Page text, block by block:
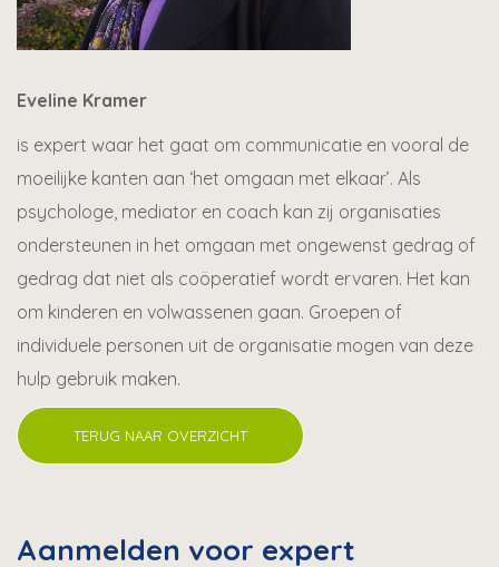
Eveline Kramer
is expert waar het gaat om communicatie en vooral de
moeilijke kanten aan ‘het omgaan met elkaar’. Als
psychologe, mediator en coach kan zij organisaties
ondersteunen in het omgaan met ongewenst gedrag of
gedrag dat niet als coöperatief wordt ervaren. Het kan
om kinderen en volwassenen gaan. Groepen of
individuele personen uit de organisatie mogen van deze
hulp gebruik maken.
TERUG NAAR OVERZICHT
Aanmelden voor expert